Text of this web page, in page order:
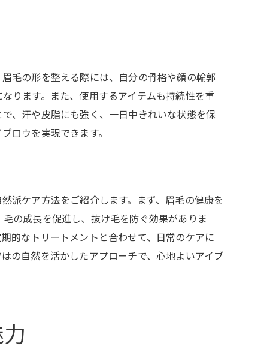
毛の形を整える際には、自分の骨格や顔の輪郭
ります。また、使用するアイテムも持続性を重
、汗や皮脂にも強く、一日中きれいな状態を保
ロウを実現できます。
派ケア方法をご紹介します。まず、眉毛の健康を
の成長を促進し、抜け毛を防ぐ効果がありま
的なトリートメントと合わせて、日常のケアに
の自然を活かしたアプローチで、心地よいアイブ